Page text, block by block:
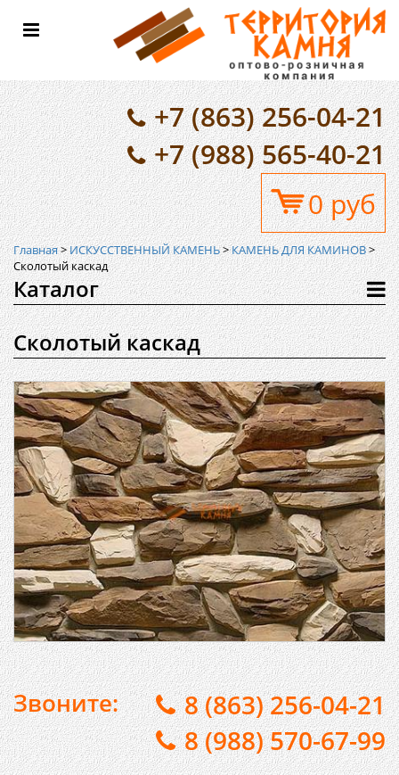
Toggle
+7 (863) 256-04-21
+7 (988) 565-40-21
0 руб
Главная>ИСКУССТВЕННЫЙ КАМЕНЬ>КАМЕНЬ ДЛЯ КАМИНОВ>
Сколотый каскад
Каталог
Сколотый каскад
Звоните:
8 (863) 256-04-21
8 (988) 570-67-99